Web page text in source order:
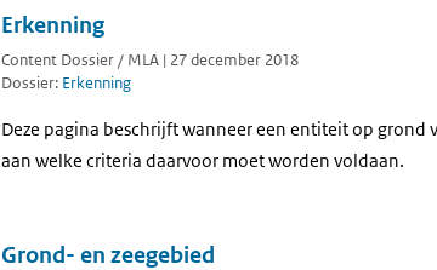
Erkenning
Content Dossier / MLA | 27 december 2018
Dossier: Erkenning
Deze pagina beschrijft wanneer een entiteit op
aan welke criteria daarvoor moet worden voldaan.
Grond- en zeegebied